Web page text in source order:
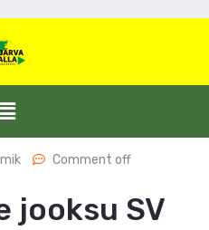
Comment off
jooksu SV